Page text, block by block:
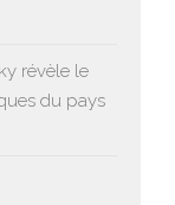
révèle le
du pays